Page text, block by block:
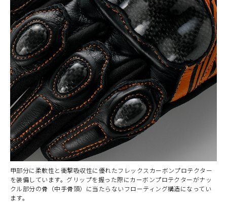
甲部分に柔軟性と衝撃吸収性に優れたフレックスカーボンプロテクター
を装備しています。グリップを握った際にカーボンプロテクターがナッ
クル部分の骨（中手骨頭）に当たらないフローティング構造になってい
ます。